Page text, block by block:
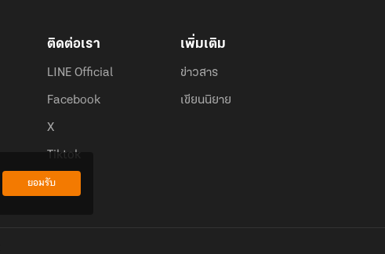
ติดต่อเรา
LINE Official
Facebook
X
Tiktok
เพิ่มเติม
ข่าวสาร
เขียนนิยาย
ยอมรับ